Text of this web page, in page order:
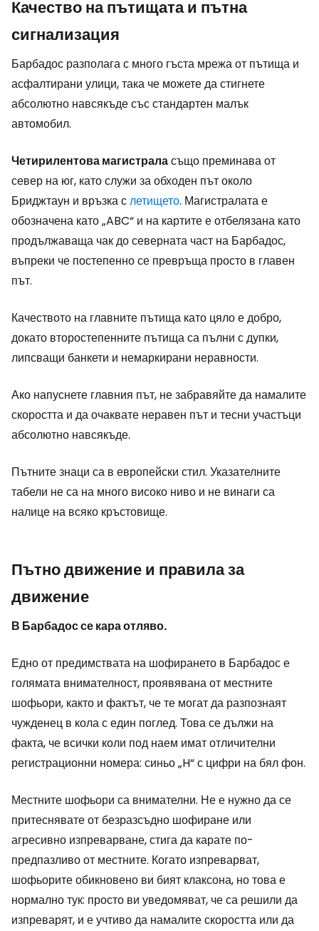
Качество на пътищата и пътна
сигнализация
Барбадос разполага с много гъста мрежа от пътища и
асфалтирани улици, така че можете да стигнете
абсолютно навсякъде със стандартен малък
автомобил.
Четирилентова магистраласъщо преминава от
север на юг, като служи за обходен път около
Бриджтаун и връзка слетището. Магистралата е
обозначена като „ABC“ и на картите е отбелязана като
продължаваща чак до северната част на Барбадос,
въпреки че постепенно се превръща просто в главен
път.
Качеството на главните пътища като цяло е добро,
докато второстепенните пътища са пълни с дупки,
липсващи банкети и немаркирани неравности.
Ако напуснете главния път, не забравяйте да намалите
скоростта и да очаквате неравен път и тесни участъци
абсолютно навсякъде.
Пътните знаци са в европейски стил. Указателните
табели не са на много високо ниво и не винаги са
налице на всяко кръстовище.
Пътно движение и правила за
движение
В Барбадос се кара отляво.
Едно от предимствата на шофирането в Барбадос е
голямата внимателност, проявявана от местните
шофьори, както и фактът, че те могат да разпознаят
чужденец в кола с един поглед. Това се дължи на
факта, че всички коли под наем имат отличителни
регистрационни номера: синьо „H“ с цифри на бял фон.
Местните шофьори са внимателни. Не е нужно да се
притеснявате от безразсъдно шофиране или
агресивно изпреварване, стига да карате по-
предпазливо от местните. Когато изпреварват,
шофьорите обикновено ви бият клаксона, но това е
нормално тук: просто ви уведомяват, че са решили да
изпреварят, и е учтиво да намалите скоростта или да